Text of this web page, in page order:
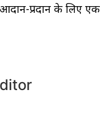
प्रदान के लिए एक